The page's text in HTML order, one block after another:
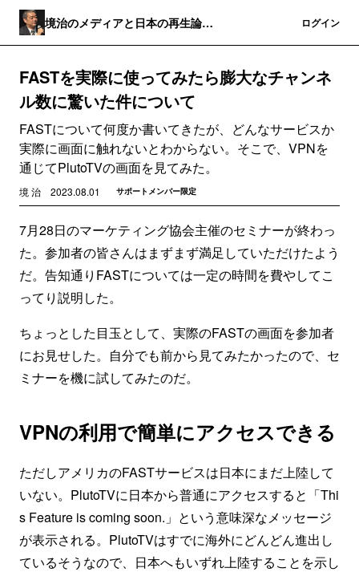
境治のメディアと日本の再生論
ログイン
FASTを実際に使ってみたら膨大なチャンネ
ル数に驚いた件について
FASTについて何度か書いてきたが、どんなサービスか
実際に画面に触れないとわからない。そこで、VPNを
通じてPlutoTVの画面を見てみた。
境 治 2023.08.01 サポートメンバー限定
7月28日のマーケティング協会主催のセミナーが終わっ
た。参加者の皆さんはまずまず満足していただけたよう
だ。告知通りFASTについては一定の時間を費やしてこ
ってり説明した。
ちょっとした目玉として、実際のFASTの画面を参加者
にお見せした。自分でも前から見てみたかったので、セ
ミナーを機に試してみたのだ。
VPNの利用で簡単にアクセスできる
ただしアメリカのFASTサービスは日本にまだ上陸して
いない。PlutoTVに日本から普通にアクセスすると「Thi
s Feature is coming soon.」という意味深なメッセージ
が表示される。PlutoTVはすでに海外にどんどん進出し
ているそうなので、日本へもいずれ上陸することを示し